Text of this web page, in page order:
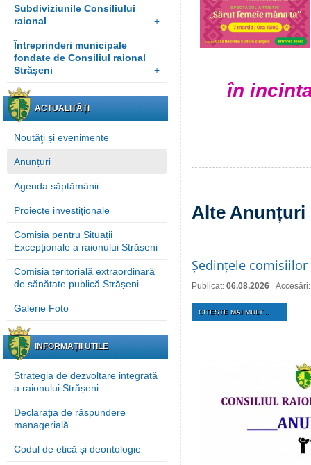
Subdiviziunile Consiliului
raional
+
Întreprinderi municipale
fondate de Consiliul raional
Strășeni
+
ACTUALITĂȚI
Noutăţi și evenimente
Anunțuri
Agenda săptămânii
Proiecte investiționale
Comisia pentru Situații
Excepționale a raionului Strășeni
Comisia teritorială extraordinară
de sănătate publică Strășeni
Galerie Foto
INFORMAȚII UTILE
Strategia de dezvoltare integrată
a raionului Strășeni
Declarația de răspundere
managerială
Codul de etică și deontologie
în
Alte Anunțuri
Ședințele
Publicat: 06.08.2026
CITEŞTE MAI MULT...